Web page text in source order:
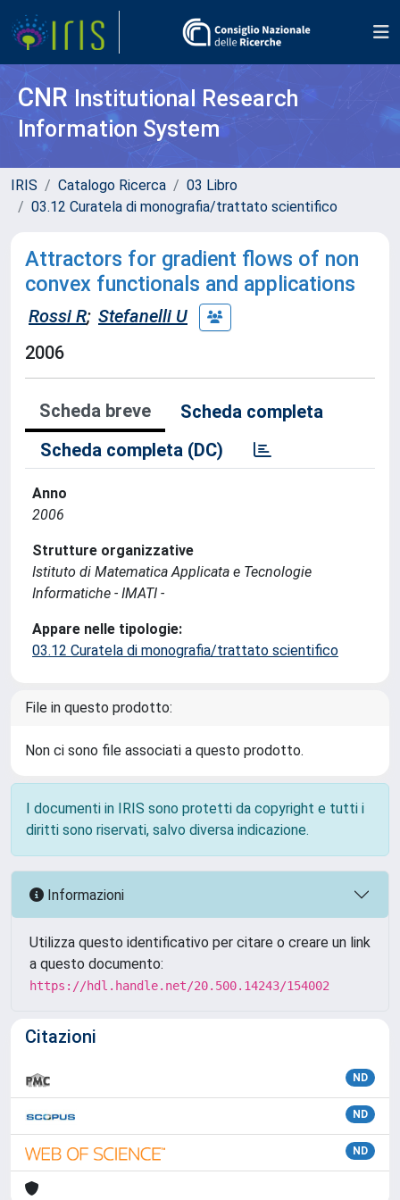
CNR Institutional Research
Information System
IRIS Catalogo Ricerca
03 Libro
03.12 Curatela di monografia/trattato scientifico
Attractors for gradient flows of non
convex functionals and applications
Rossi R; Stefanelli U
2006
Scheda breve
Scheda completa
Scheda completa (DC)
Anno
2006
Strutture organizzative
Istituto di Matematica Applicata e Tecnologie
Informatiche - IMATI -
Appare nelle tipologie:
03.12 Curatela di monografia/trattato scientifico
File in questo prodotto:
Non ci sono file associati a questo prodotto.
I documenti in IRIS sono protetti da copyright e tutti i
diritti sono riservati, salvo diversa indicazione.
Informazioni
Utilizza questo identificativo per citare o creare un link
a questo documento:
https://hdl.handle.net/20.500.14243/154002
Citazioni
ND
ND
ND